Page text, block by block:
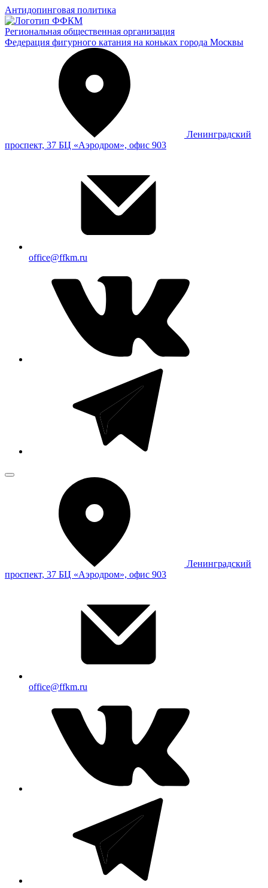
Антидопинговая политика
Региональная общественная организация
Федерация фигурного катания на коньках города Москвы
Ленинградский
проспект, 37 БЦ «Аэродром», офис 903
office@ffkm.ru
Ленинградский
проспект, 37 БЦ «Аэродром», офис 903
office@ffkm.ru